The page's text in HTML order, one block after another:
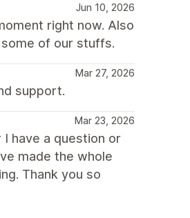
Jun 10, 2026
right now. Also
of our stuffs.
Mar 27, 2026
support.
Mar 23, 2026
I have a question or
made the whole
Thank you so